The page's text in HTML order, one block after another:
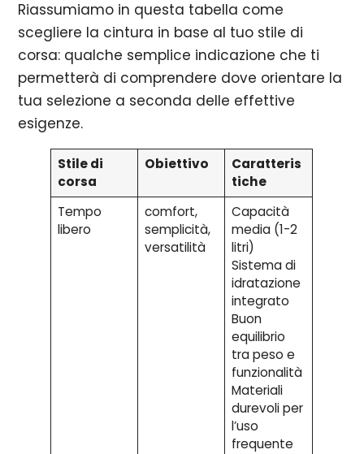
Riassumiamo in questa tabella come
scegliere la cintura in base al tuo stile di
corsa: qualche semplice indicazione che ti
permetterà di comprendere dove orientare la
tua selezione a seconda delle effettive
esigenze.
Stile di
corsa
Obiettivo
Caratteris
tiche
Tempo
libero
comfort,
semplicità,
versatilità
Capacità
media (1-2
litri)
Sistema di
idratazione
integrato
Buon
equilibrio
tra peso e
funzionalità
Materiali
durevoli per
l’uso
frequente